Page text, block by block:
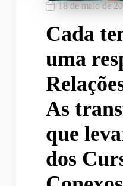
18 de maio de
Cada
uma
As
que
dos